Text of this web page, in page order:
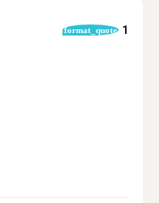
format_quote 1